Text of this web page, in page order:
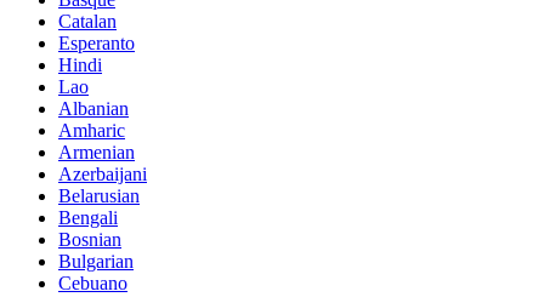
Catalan
Esperanto
Hindi
Lao
Albanian
Amharic
Armenian
Azerbaijani
Belarusian
Bengali
Bosnian
Bulgarian
Cebuano